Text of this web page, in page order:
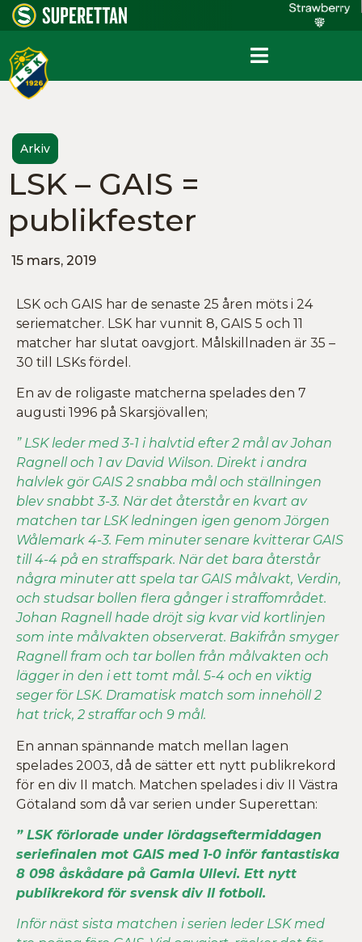
Arkiv
LSK – GAIS =
publikfester
15 mars, 2019
LSK och GAIS har de senaste 25 åren möts i 24
seriematcher. LSK har vunnit 8, GAIS 5 och 11
matcher har slutat oavgjort. Målskillnaden är 35 –
30 till LSKs fördel.
En av de roligaste matcherna spelades den 7
augusti 1996 på Skarsjövallen;
” LSK leder med 3-1 i halvtid efter 2 mål av Johan
Ragnell och 1 av David Wilson. Direkt i andra
halvlek gör GAIS 2 snabba mål och ställningen
blev snabbt 3-3. När det återstår en kvart av
matchen tar LSK ledningen igen genom Jörgen
Wålemark 4-3. Fem minuter senare kvitterar GAIS
till 4-4 på en straffspark. När det bara återstår
några minuter att spela tar GAIS målvakt, Verdin,
och studsar bollen flera gånger i straffområdet.
Johan Ragnell hade dröjt sig kvar vid kortlinjen
som inte målvakten observerat. Bakifrån smyger
Ragnell fram och tar bollen från målvakten och
lägger in den i ett tomt mål. 5-4 och en viktig
seger för LSK. Dramatisk match som innehöll 2
hat trick, 2 straffar och 9 mål.
En annan spännande match mellan lagen
spelades 2003, då de sätter ett nytt publikrekord
för en div II match. Matchen spelades i div II Västra
Götaland som då var serien under Superettan:
” LSK förlorade under lördagseftermiddagen
seriefinalen mot GAIS med 1-0 inför fantastiska
8 098 åskådare på Gamla Ullevi. Ett nytt
publikrekord för svensk div II fotboll.
Inför näst sista matchen i serien leder LSK med